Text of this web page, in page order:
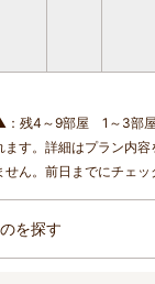
残4～9部屋 1～3部屋
す。詳細はプラン内容
ん。前日までにチェッ
を探す